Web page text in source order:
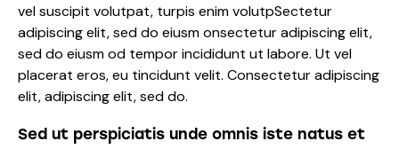
vel suscipit volutpat, turpis enim volutpSectetur
adipiscing elit, sed do eiusm onsectetur adipiscing elit,
sed do eiusm od tempor incididunt ut labore. Ut vel
placerat eros, eu tincidunt velit. Consectetur adipiscing
elit, adipiscing elit, sed do.
Sed ut perspiciatis unde omnis iste natus et